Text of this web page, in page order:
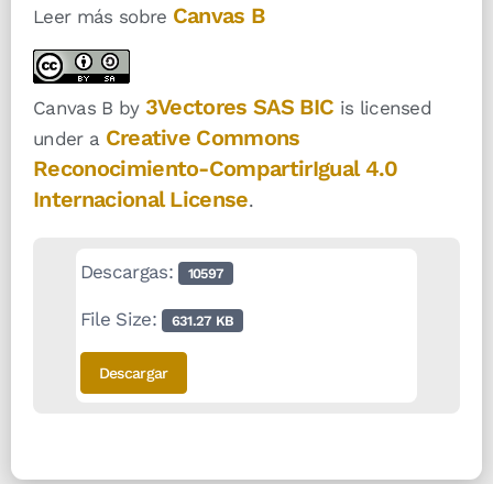
Leer más sobre Canvas B
Canvas B by 3Vectores SAS BIC is licensed
under a Creative Commons
Reconocimiento-CompartirIgual 4.0
Internacional License.
Descargas: 10597
File Size: 631.27 KB
Descargar